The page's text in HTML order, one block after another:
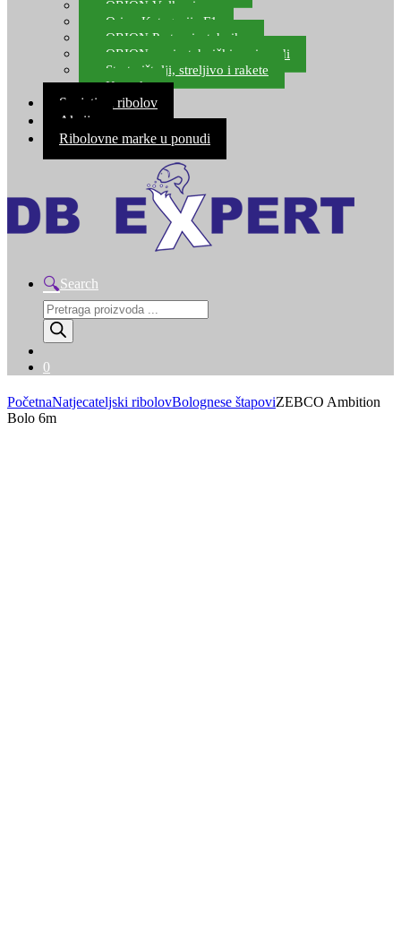
ORION Vulkani
Orion Kategorija F1
ORION Party pirotehnika
ORION nepirotehnički proizvodi
Start pištolji, streljivo i rakete
Kontakt
Savjeti za ribolov
Akcija
Ribolovne marke u ponudi
Search
Products
search
0
PočetnaNatjecateljski ribolovBolognese štapoviZEBCO Ambition
Bolo 6m